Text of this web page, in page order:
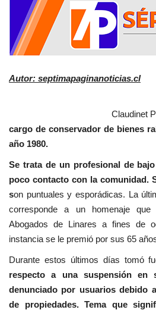
Autor: septimapaginanoticias.cl
Claudinet
cargo de conservador de bienes
año 1980.
Se trata de un profesional de
poco contacto con la comunidad.
son puntuales y esporádicas. La
corresponde a un homenaje
Abogados de Linares a fines de
instancia se le premió por sus 65
Durante estos últimos días tomó
respecto a una suspensión en
denunciado por usuarios debido
de propiedades. Tema que